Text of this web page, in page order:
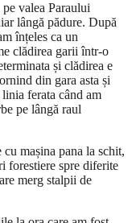
valea Paraului
lângă pădure. După
înțeles ca un
clădirea garii într-o
și clădirea e
din gara asta și
ferata când am
pe lângă raul
cu mașina pana la schit,
forestiere spre diferite
merg stalpii de